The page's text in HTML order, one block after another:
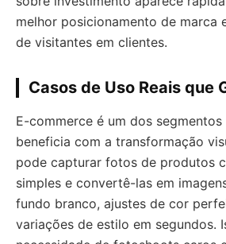
melhor posicionamento de marca
de visitantes em clientes.
Casos de Uso Reais que
E-commerce é um dos segmentos
beneficia com a transformação
pode capturar fotos de produtos
simples e convertê-las em
fundo branco, ajustes de cor
variações de estilo em segundos.